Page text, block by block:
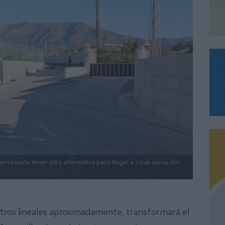
tener otra alternativa para llegar a otras zonas del
lineales aproximadamente, transformará el